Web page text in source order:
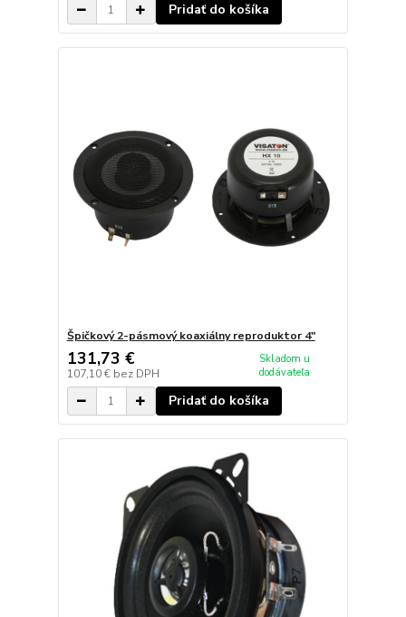
Pridať do košíka
Špičkový 2-pásmový koaxiálny reproduktor 4"
131,73 €
107,10 € bez DPH
Skladom u
dodávateľa
Pridať do košíka